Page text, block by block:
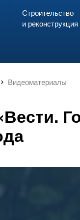
Строительство
и реконструкция
Видеоматериалы